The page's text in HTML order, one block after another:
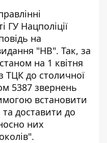
ГУ Нацполіції
на
"НВ". Так, за
на 1 квітня
ТЦК до столичної
5387 звернень
встановити
та доставити до
них